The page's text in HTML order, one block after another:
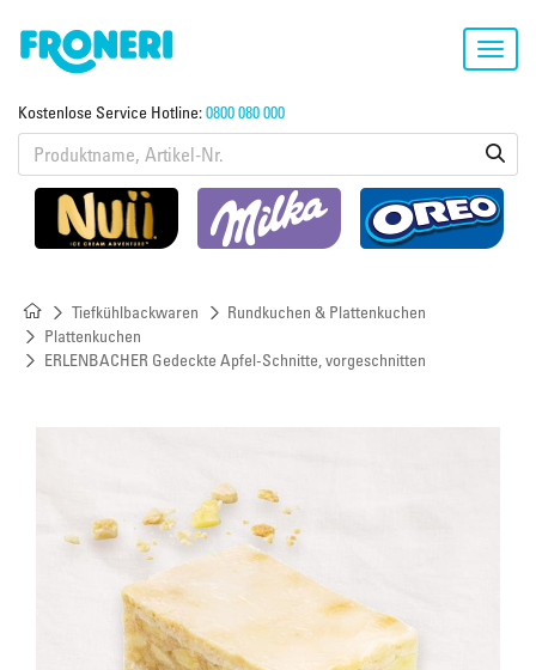
Kostenlose Service Hotline:0800 080 000
Tiefkühlbackwaren
Rundkuchen & Plattenkuchen
Plattenkuchen
ERLENBACHER Gedeckte Apfel-Schnitte, vorgeschnitten